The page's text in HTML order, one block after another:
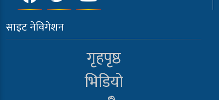
साइट नेविगेशन
गृहपृष्ठ
भिडियो